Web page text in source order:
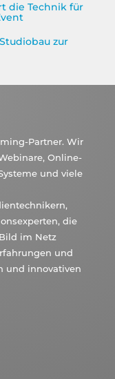
die Technik für
zur
Partner. Wir
Online-
und viele
die
im Netz
und
und innovativen